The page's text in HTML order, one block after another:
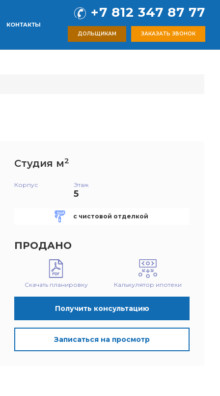
КОНТАКТЫ
+7 812 347 87 77
ДОЛЬЩИКАМ ЗАКАЗАТЬ ЗВОНОК
Студия м2
Корпус Этаж
5
с чистовой отделкой
ПРОДАНО
Скачать планировку Калькулятор ипотеки
Получить консультацию
Записаться на просмотр